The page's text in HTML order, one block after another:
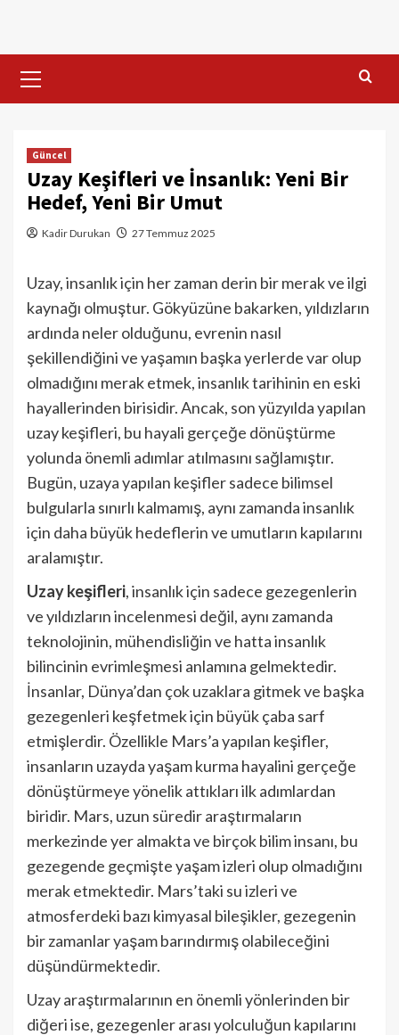
content
Menu
Güncel
Uzay Keşifleri ve İnsanlık: Yeni Bir
Hedef, Yeni Bir Umut
Kadir Durukan 27 Temmuz 2025
Uzay, insanlık için her zaman derin bir merak ve ilgi
kaynağı olmuştur. Gökyüzüne bakarken, yıldızların
ardında neler olduğunu, evrenin nasıl
şekillendiğini ve yaşamın başka yerlerde var olup
olmadığını merak etmek, insanlık tarihinin en eski
hayallerinden birisidir. Ancak, son yüzyılda yapılan
uzay keşifleri, bu hayali gerçeğe dönüştürme
yolunda önemli adımlar atılmasını sağlamıştır.
Bugün, uzaya yapılan keşifler sadece bilimsel
bulgularla sınırlı kalmamış, aynı zamanda insanlık
için daha büyük hedeflerin ve umutların kapılarını
aralamıştır.
Uzay keşifleri, insanlık için sadece gezegenlerin
ve yıldızların incelenmesi değil, aynı zamanda
teknolojinin, mühendisliğin ve hatta insanlık
bilincinin evrimleşmesi anlamına gelmektedir.
İnsanlar, Dünya’dan çok uzaklara gitmek ve başka
gezegenleri keşfetmek için büyük çaba sarf
etmişlerdir. Özellikle Mars’a yapılan keşifler,
insanların uzayda yaşam kurma hayalini gerçeğe
dönüştürmeye yönelik attıkları ilk adımlardan
biridir. Mars, uzun süredir araştırmaların
merkezinde yer almakta ve birçok bilim insanı, bu
gezegende geçmişte yaşam izleri olup olmadığını
merak etmektedir. Mars’taki su izleri ve
atmosferdeki bazı kimyasal bileşikler, gezegenin
bir zamanlar yaşam barındırmış olabileceğini
düşündürmektedir.
Uzay araştırmalarının en önemli yönlerinden bir
diğeri ise, gezegenler arası yolculuğun kapılarını